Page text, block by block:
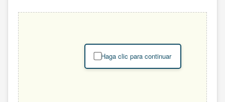
Haga clic para continuar